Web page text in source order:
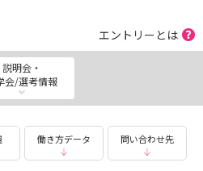
お越しください。
エントリーとは
説明会・
会/選考情報
働き方データ 問い合わせ先